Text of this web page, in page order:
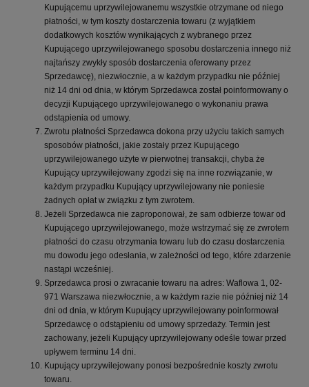
Kupującemu uprzywilejowanemu wszystkie otrzymane od niego
płatności, w tym koszty dostarczenia towaru (z wyjątkiem
dodatkowych kosztów wynikających z wybranego przez
Kupującego uprzywilejowanego sposobu dostarczenia innego niż
najtańszy zwykły sposób dostarczenia oferowany przez
Sprzedawcę), niezwłocznie, a w każdym przypadku nie później
niż 14 dni od dnia, w którym Sprzedawca został poinformowany o
decyzji Kupującego uprzywilejowanego o wykonaniu prawa
odstąpienia od umowy.
Zwrotu płatności Sprzedawca dokona przy użyciu takich samych
sposobów płatności, jakie zostały przez Kupującego
uprzywilejowanego użyte w pierwotnej transakcji, chyba że
Kupujący uprzywilejowany zgodzi się na inne rozwiązanie, w
każdym przypadku Kupujący uprzywilejowany nie poniesie
żadnych opłat w związku z tym zwrotem.
Jeżeli Sprzedawca nie zaproponował, że sam odbierze towar od
Kupującego uprzywilejowanego, może wstrzymać się ze zwrotem
płatności do czasu otrzymania towaru lub do czasu dostarczenia
mu dowodu jego odesłania, w zależności od tego, które zdarzenie
nastąpi wcześniej.
Sprzedawca prosi o zwracanie towaru na adres: Waflowa 1, 02-
971 Warszawa niezwłocznie, a w każdym razie nie później niż 14
dni od dnia, w którym Kupujący uprzywilejowany poinformował
Sprzedawcę o odstąpieniu od umowy sprzedaży. Termin jest
zachowany, jeżeli Kupujący uprzywilejowany odeśle towar przed
upływem terminu 14 dni.
Kupujący uprzywilejowany ponosi bezpośrednie koszty zwrotu
towaru.